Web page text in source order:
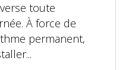
toute
À force de
permanent,